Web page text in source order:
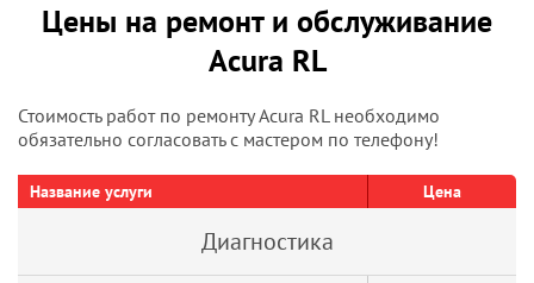
Цены на ремонт и обслуживание
Acura RL
Стоимость работ по ремонту Acura RL необходимо
обязательно согласовать с мастером по телефону!
Название услуги Цена
Диагностика